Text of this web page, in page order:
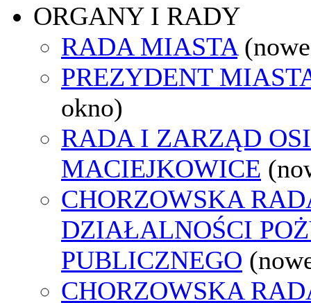
ORGANY I RADY
RADA MIASTA
PREZYDENT
okno)
RADA I ZARZĄD
MACIEJKOWICE
CHORZOWSKA
DZIAŁALNOŚCI
PUBLICZNEGO
CHORZOWSKA